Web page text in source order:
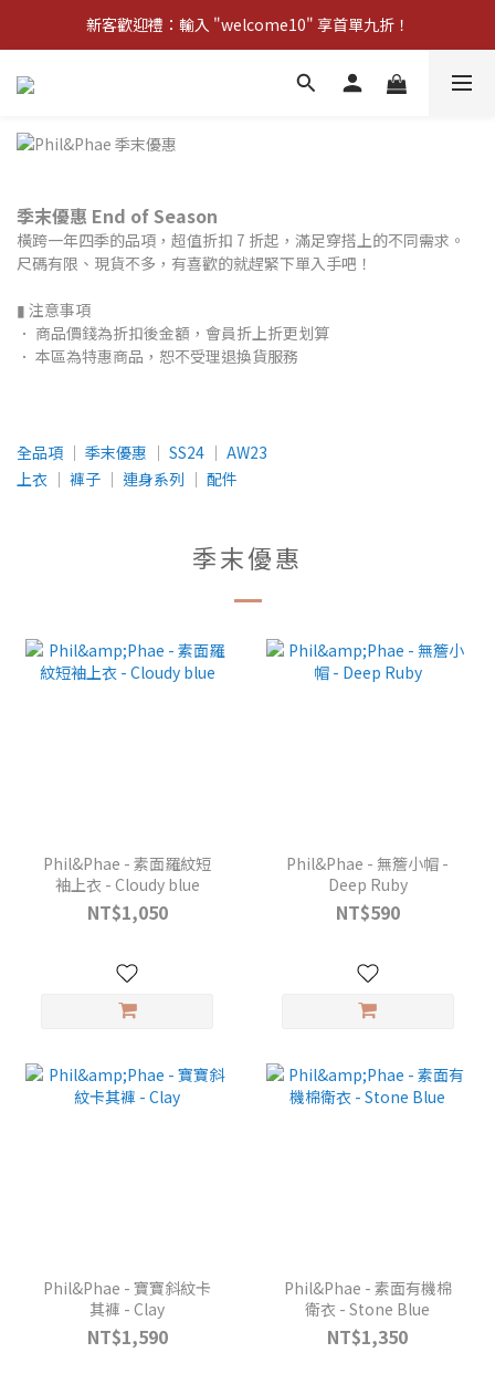
新客歡迎禮：輸入 "welcome10" 享首單九折！
新客歡迎禮：輸入 "welcome10" 享首單九折！
Pom d'Api 畢業特典 · 全品項買一送一
季末優惠 End of Season
橫跨一年四季的品項，超值折扣 7 折起，滿足穿搭上的不同需求。
尺碼有限、現貨不多，有喜歡的就趕緊下單入手吧！
▮ 注意事項
． 商品價錢為折扣後金額，會員折上折更划算
． 本區為特惠商品，恕不受理退換貨服務
全品項 │ 季末優惠 │ SS24 │ AW23
上衣 │ 褲子 │ 連身系列 │ 配件
季末優惠
Phil&Phae - 素面羅紋短
袖上衣 - Cloudy blue
NT$1,050
Phil&Phae - 無簷小帽 -
Deep Ruby
NT$590
Phil&Phae - 寶寶斜紋卡
其褲 - Clay
NT$1,590
Phil&Phae - 素面有機棉
衛衣 - Stone Blue
NT$1,350